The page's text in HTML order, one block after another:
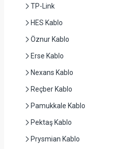
TP-Link
HES Kablo
Öznur Kablo
Erse Kablo
Nexans Kablo
Reçber Kablo
Pamukkale Kablo
Pektaş Kablo
Prysmian Kablo